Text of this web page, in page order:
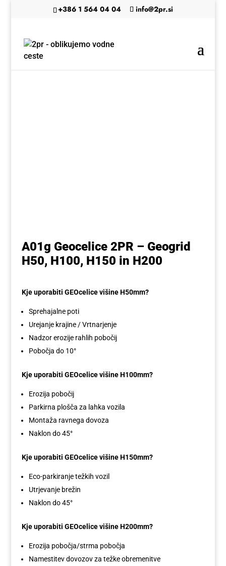
+386 1 564 04 04 info@2pr.si
A01g Geocelice 2PR – Geogrid
H50, H100, H150 in H200
Kje uporabiti GEOcelice višine H50mm?
Sprehajalne poti
Urejanje krajine / Vrtnarjenje
Nadzor erozije rahlih pobočij
Pobočja do 10°
Kje uporabiti GEOcelice višine H100mm?
Erozija pobočij
Parkirna plošča za lahka vozila
Montaža ravnega dovoza
Naklon do 45°
Kje uporabiti GEOcelice višine H150mm?
Eco-parkiranje težkih vozil
Utrjevanje brežin
Naklon do 45°
Kje uporabiti GEOcelice višine H200mm?
Erozija pobočja/strma pobočja
Namestitev dovozov za težke obremenitve